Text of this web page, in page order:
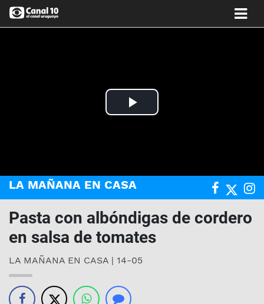
Play
LA MAÑANA EN CASA
Pasta con albóndigas de cordero
en salsa de tomates
LA MAÑANA EN CASA | 14-05